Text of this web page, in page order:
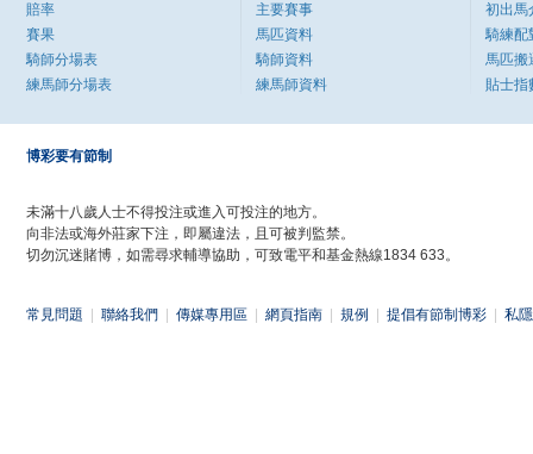
賠率
賽果
騎師分場表
練馬師分場表
主要賽事
馬匹資料
騎師資料
練馬師資料
初出馬
騎練配
馬匹搬
貼士指
博彩要有節制
未滿十八歲人士不得投注或進入可投注的地方。
向非法或海外莊家下注，即屬違法，且可被判監禁。
切勿沉迷賭博，如需尋求輔導協助，可致電平和基金熱線1834 633。
常見問題 聯絡我們 傳媒專用區 網頁指南 規例 提倡有節制博彩 私